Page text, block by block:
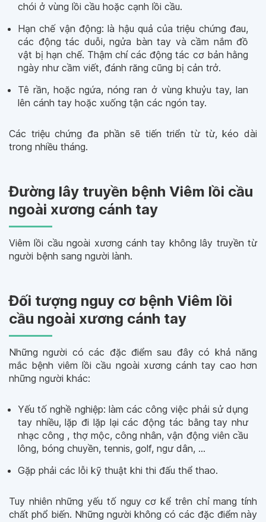
chói ở vùng lồi cầu hoặc cạnh lồi cầu.
Hạn chế vận động: là hậu quả của triệu chứng đau,
các động tác duỗi, ngửa bàn tay và cầm nắm đồ
vật bị hạn chế. Thậm chí các động tác cơ bản hằng
ngày như cầm viết, đánh răng cũng bị cản trở.
Tê rần, hoặc ngứa, nóng ran ở vùng khuỷu tay, lan
lên cánh tay hoặc xuống tận các ngón tay.
Các triệu chứng đa phần sẽ tiến triển từ từ, kéo dài
trong nhiều tháng.
Đường lây truyền bệnh Viêm lồi cầu
ngoài xương cánh tay
Viêm lồi cầu ngoài xương cánh tay không lây truyền từ
người bệnh sang người lành.
Đối tượng nguy cơ bệnh Viêm lồi
cầu ngoài xương cánh tay
Những người có các đặc điểm sau đây có khả năng
mắc bệnh viêm lồi cầu ngoài xương cánh tay cao hơn
những người khác:
Yếu tố nghề nghiệp: làm các công việc phải sử dụng
tay nhiều, lặp đi lặp lại các động tác bằng tay như
nhạc công , thợ mộc, công nhân, vận động viên cầu
lông, bóng chuyền, tennis, golf, ngư dân, …
Gặp phải các lỗi kỹ thuật khi thi đấu thể thao.
Tuy nhiên những yếu tố nguy cơ kể trên chỉ mang tính
chất phổ biến. Những người không có các đặc điểm này